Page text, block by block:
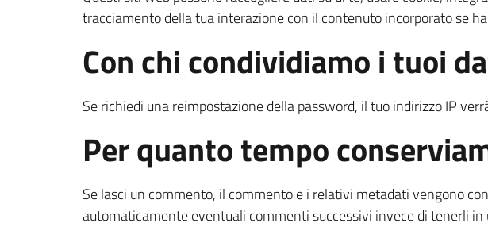
tracciamento della tua interazione con il contenuto incorporato se
Con chi condividiamo i tuoi
Se richiedi una reimpostazione della password, il tuo indirizzo IP
Per quanto tempo
Se lasci un commento, il commento e i relativi metadati vengono
automaticamente eventuali commenti successivi invece di tenerli in